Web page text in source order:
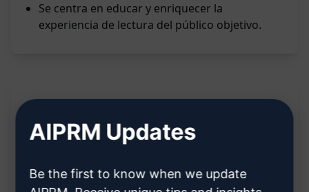
Se centra en educar y enriquecer la
experiencia de lectura del público objetivo.
Descripción:
AIPRM Updates
Be the first to know when we update